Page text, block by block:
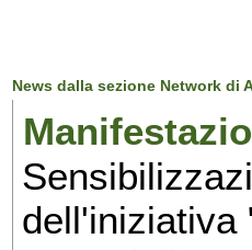
News dalla sezione Network di
dell'iniziativa